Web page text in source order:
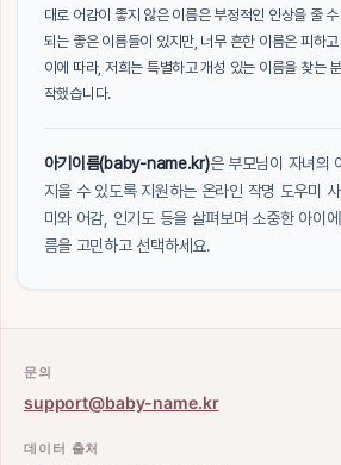
대로 어감이 좋지 않은 이름은 부정적인 인상을 줄
되는 좋은 이름들이 있지만, 너무 흔한 이름은 피하
이에 따라, 저희는 특별하고 개성 있는 이름을 찾는
작했습니다.
아기이름(baby-name.kr)은 부모님이 자녀의
지을 수 있도록 지원하는 온라인 작명 도우미
미와 어감, 인기도 등을 살펴보며 소중한 아이
름을 고민하고 선택하세요.
문의
support@baby-name.kr
데이터 출처